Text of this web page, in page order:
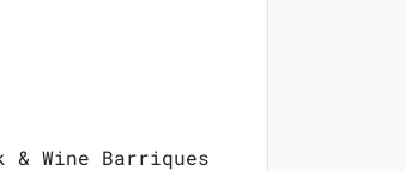
& Wine Barriques